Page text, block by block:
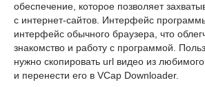
обеспечение, которое позволяет
с интернет-сайтов. Интерфейс
интерфейс обычного браузера, что
знакомство и работу с программой.
нужно скопировать url видео из
и перенести его в VCap Downloader.